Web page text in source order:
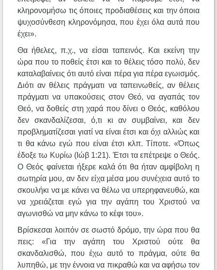
κληρονομήσω τις όποιες προδιαθέσεις και την όποια
ψυχοσύνθεση κληρονόμησα, που έχει όλα αυτά που
έχει».
Θα ήθελες, π.χ., να είσαι ταπεινός. Και εκείνη την
ώρα που το ποθείς έτσι και το θέλεις τόσο πολύ, δεν
καταλαβαίνεις ότι αυτό είναι πέρα για πέρα εγωισμός.
Διότι αν θέλεις πράγματι να ταπεινωθείς, αν θέλεις
πράγματι να υπακούσεις στον Θεό, να αγαπάς τον
Θεό, να δοθείς στη χαρά που δίνει ο Θεός, καθόλου
δεν σκανδαλίζεσαι, ό,τι κι αν συμβαίνει, και δεν
προβληματίζεσαι γιατί να είναι έτσι και όχι αλλιώς και
τι θα κάνω εγώ που είναι έτσι κλπ. Τίποτε. «Όπως
έδοξε τω Κυρίω (Ιώβ 1:21). Έτσι τα επέτρεψε ο Θεός.
Ο Θεός φαίνεται ήξερε καλά ότι θα ήταν αμφίβολη η
σωτηρία μου, αν δεν είχα μέσα μου συνέχεια αυτό το
σκουλήκι να με κάνει να θέλω να υπερηφανευθώ, και
να χρειάζεται εγώ για την αγάπη του Χριστού να
αγωνισθώ να μην κάνω το κέφι του».
Βρίσκεσαι λοιπόν σε σωστό δρόμο, την ώρα που θα
πεις: «Για την αγάπη του Χριστού ούτε θα
σκανδαλισθώ, που έχω αυτό το πράγμα, ούτε θα
λυπηθώ, με την έννοια να πικραθώ και να αφήσω τον